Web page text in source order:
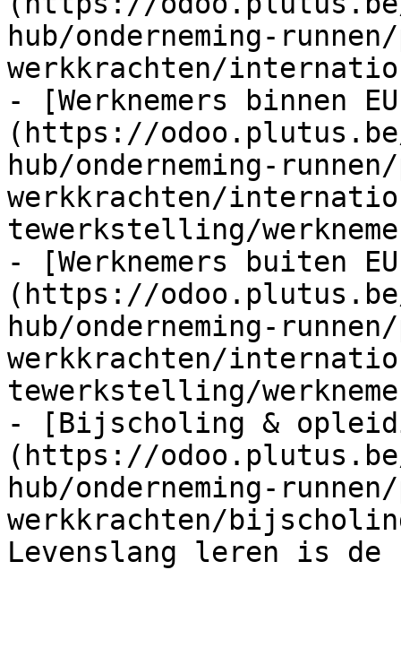
hub/onderneming-
werkkrachten/
- [Werknemers binnen
(https://
hub/onderneming-
werkkrachten/
tewerkstelling/
- [Werknemers buiten
(https://
hub/onderneming-
werkkrachten/
tewerkstelling/
- [Bijscholing &
(https://
hub/onderneming-
werkkrachten/